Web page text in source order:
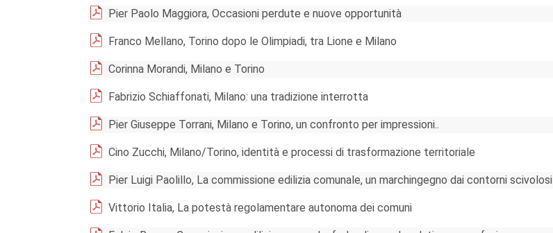
Pier Paolo Maggiora, Occasioni perdute e nuove opportunità
Franco Mellano, Torino dopo le Olimpiadi, tra Lione e Milano
Corinna Morandi, Milano e Torino
Fabrizio Schiaffonati, Milano: una tradizione interrotta
Pier Giuseppe Torrani, Milano e Torino, un confronto per impressioni..
Cino Zucchi, Milano/Torino, identità e processi di trasformazione territoriale
Pier Luigi Paolillo, La commissione edilizia comunale, un marchingegno dai contorni scivolosi
Vittorio Italia, La potestà regolamentare autonoma dei comuni